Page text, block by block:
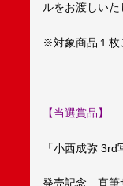
ルをお渡しいた
※対象商品１枚
【当選賞品】
「小西成弥 3rd
発売記念 直筆